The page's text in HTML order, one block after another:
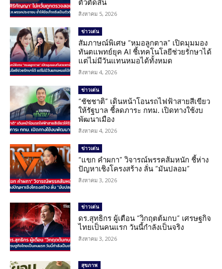
ตัวตัดสิน
สิงหาคม 5, 2026
ข่าวเด่น
สัมภาษณ์พิเศษ “หมอลูกตาล” เปิดมุมมอง
ทันตแพทย์ยุค AI ชี้เทคโนโลยีช่วยรักษาได้
แต่ไม่มีวันแทนหมอได้ทั้งหมด
สิงหาคม 4, 2026
ข่าวเด่น
“ชัชชาติ” เดินหน้าโอนรถไฟฟ้าสายสีเขียว
ให้รัฐบาล ชี้ลดภาระ กทม. เปิดทางใช้งบ
พัฒนาเมือง
สิงหาคม 4, 2026
ข่าวเด่น
“แขก คำผกา” วิจารณ์พรรคส้มหนัก ชี้ห่าง
ปัญหาเชิงโครงสร้าง ลั่น “มันปลอม”
สิงหาคม 3, 2026
ข่าวเด่น
ดร.สุทธิกร ผู้เตือน “วิกฤตต้มกบ” เศรษฐกิจ
ไทยเป็นคนแรก วันนี้กำลังเป็นจริง
สิงหาคม 3, 2026
สุขภาพ